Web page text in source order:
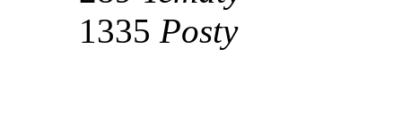
1335 Posty